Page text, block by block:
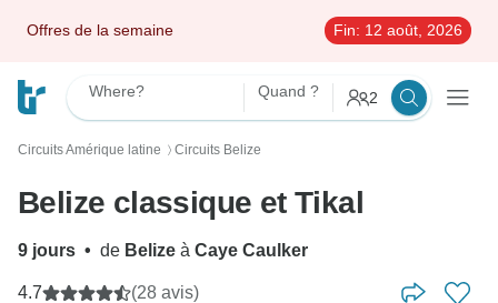
Offres de la semaine Fin: 12 août, 2026
Where? Quand ? 2
Circuits Amérique latine 〉 Circuits Belize
Belize classique et Tikal
9 jours • de Belize à Caye Caulker
4.7 (28 avis)